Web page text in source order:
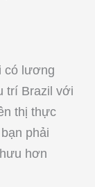
có lương
trí Brazil với
thị thực
phải
hơn